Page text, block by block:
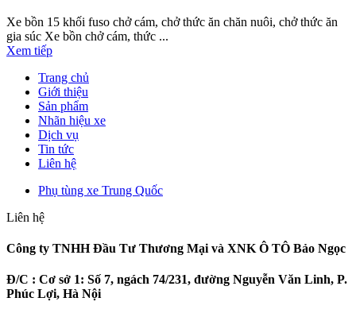
Xe bồn 15 khối fuso chở cám, chở thức ăn chăn nuôi, chở thức ăn
gia súc Xe bồn chở cám, thức ...
Xem tiếp
Trang chủ
Giới thiệu
Sản phẩm
Nhãn hiệu xe
Dịch vụ
Tin tức
Liên hệ
Phụ tùng xe Trung Quốc
Liên hệ
Công ty TNHH Đầu Tư Thương Mại và XNK Ô TÔ Bảo Ngọc
Đ/C : Cơ sở 1: Số 7, ngách 74/231, đường Nguyễn Văn Linh, P.
Phúc Lợi, Hà Nội